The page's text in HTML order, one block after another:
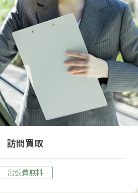
訪問買取
出張費無料